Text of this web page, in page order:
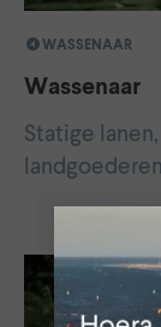
WASSENAAR
Wassenaar
Statige
landgoederen